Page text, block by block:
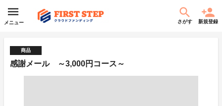
メニュー さがす 新規登録
商品
感謝メール ～3,000円コース～